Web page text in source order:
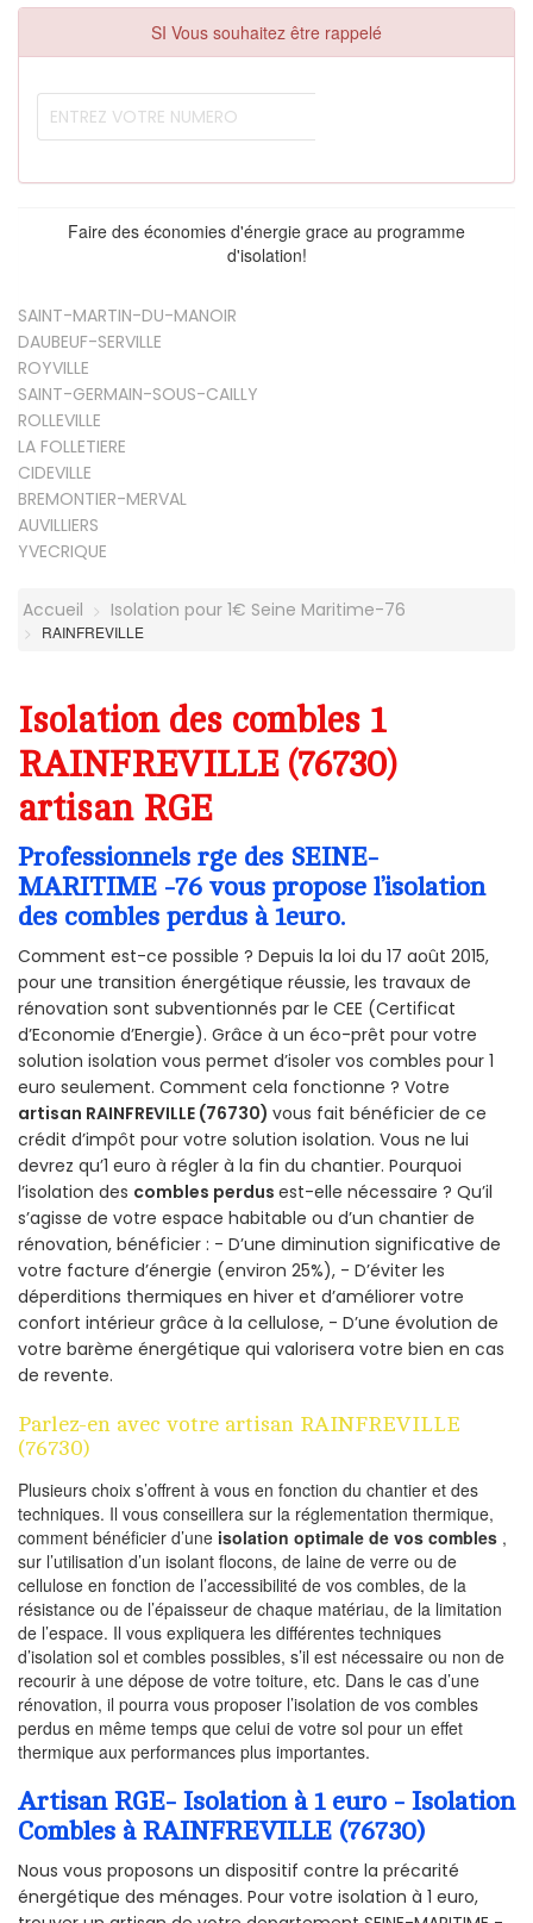
SI Vous souhaitez être rappelé
Faire des économies d'énergie grace au programme
d'isolation!
SAINT-MARTIN-DU-MANOIR
DAUBEUF-SERVILLE
ROYVILLE
SAINT-GERMAIN-SOUS-CAILLY
ROLLEVILLE
LA FOLLETIERE
CIDEVILLE
BREMONTIER-MERVAL
AUVILLIERS
YVECRIQUE
Accueil Isolation pour 1€ Seine Maritime-76
RAINFREVILLE
Isolation des combles 1
RAINFREVILLE (76730)
artisan RGE
Professionnels rge des SEINE-
MARITIME -76 vous propose l’isolation
des combles perdus à 1euro.
Comment est-ce possible ? Depuis la loi du 17 août 2015,
pour une transition énergétique réussie, les travaux de
rénovation sont subventionnés par le CEE (Certificat
d’Economie d’Energie). Grâce à un éco-prêt pour votre
solution isolation vous permet d’isoler vos combles pour 1
euro seulement. Comment cela fonctionne ? Votre
artisan RAINFREVILLE (76730) vous fait bénéficier de ce
crédit d’impôt pour votre solution isolation. Vous ne lui
devrez qu’1 euro à régler à la fin du chantier. Pourquoi
l’isolation des combles perdus est-elle nécessaire ? Qu’il
s’agisse de votre espace habitable ou d’un chantier de
rénovation, bénéficier : - D’une diminution significative de
votre facture d’énergie (environ 25%), - D’éviter les
déperditions thermiques en hiver et d’améliorer votre
confort intérieur grâce à la cellulose, - D’une évolution de
votre barème énergétique qui valorisera votre bien en cas
de revente.
Parlez-en avec votre artisan RAINFREVILLE
(76730)
Plusieurs choix s’offrent à vous en fonction du chantier et des
techniques. Il vous conseillera sur la réglementation thermique,
comment bénéficier d’une isolation optimale de vos combles ,
sur l’utilisation d’un isolant flocons, de laine de verre ou de
cellulose en fonction de l’accessibilité de vos combles, de la
résistance ou de l’épaisseur de chaque matériau, de la limitation
de l’espace. Il vous expliquera les différentes techniques
d’isolation sol et combles possibles, s’il est nécessaire ou non de
recourir à une dépose de votre toiture, etc. Dans le cas d’une
rénovation, il pourra vous proposer l’isolation de vos combles
perdus en même temps que celui de votre sol pour un effet
thermique aux performances plus importantes.
Artisan RGE- Isolation à 1 euro - Isolation
Combles à RAINFREVILLE (76730)
Nous vous proposons un dispositif contre la précarité
énergétique des ménages. Pour votre isolation à 1 euro,